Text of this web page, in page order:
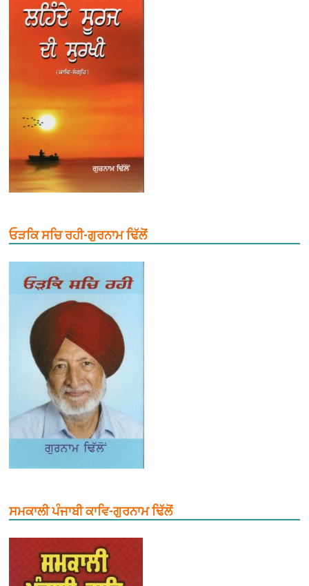
ਓੜਕਿ ਸਚਿ ਰਹੀ-ਗੁਰਨਾਮ ਢਿੱਲੋਂ
ਸਮਕਾਲੀ ਪੰਜਾਬੀ ਕਾਵਿ-ਗੁਰਨਾਮ ਢਿੱਲੋਂ